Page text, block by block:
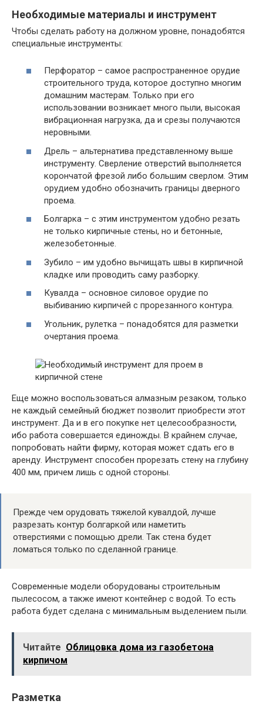
Необходимые материалы и инструмент
Чтобы сделать работу на должном уровне, понадобятся
специальные инструменты:
Перфоратор – самое распространенное орудие
строительного труда, которое доступно многим
домашним мастерам. Только при его
использовании возникает много пыли, высокая
вибрационная нагрузка, да и срезы получаются
неровными.
Дрель – альтернатива представленному выше
инструменту. Сверление отверстий выполняется
корончатой фрезой либо большим сверлом. Этим
орудием удобно обозначить границы дверного
проема.
Болгарка – с этим инструментом удобно резать
не только кирпичные стены, но и бетонные,
железобетонные.
Зубило – им удобно вычищать швы в кирпичной
кладке или проводить саму разборку.
Кувалда – основное силовое орудие по
выбиванию кирпичей с прорезанного контура.
Угольник, рулетка – понадобятся для разметки
очертания проема.
Еще можно воспользоваться алмазным резаком, только
не каждый семейный бюджет позволит приобрести этот
инструмент. Да и в его покупке нет целесообразности,
ибо работа совершается единожды. В крайнем случае,
попробовать найти фирму, которая может сдать его в
аренду. Инструмент способен прорезать стену на глубину
400 мм, причем лишь с одной стороны.
Прежде чем орудовать тяжелой кувалдой, лучше
разрезать контур болгаркой или наметить
отверстиями с помощью дрели. Так стена будет
ломаться только по сделанной границе.
Современные модели оборудованы строительным
пылесосом, а также имеют контейнер с водой. То есть
работа будет сделана с минимальным выделением пыли.
Читайте Облицовка дома из газобетона
кирпичом
Разметка